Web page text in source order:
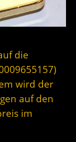
die
wird der
auf den
im